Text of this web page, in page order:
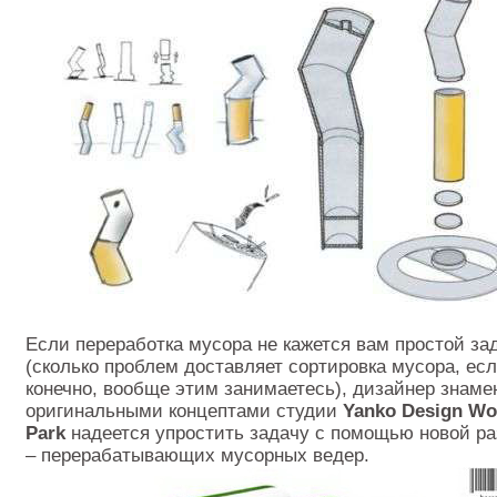
Если переработка мусора не кажется вам простой
(сколько проблем доставляет сортировка мусора,
конечно, вообще этим занимаетесь), дизайнер
оригинальными концептами студии Yanko Design
Parkнадеется упростить задачу с помощью новой
– перерабатывающих мусорных ведер.